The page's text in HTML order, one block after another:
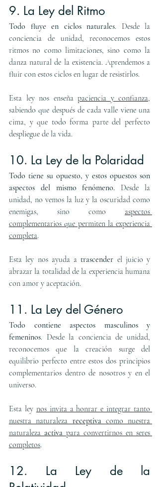
9. La Ley del Ritmo
Todo fluye en ciclos naturales. Desde la
conciencia de unidad, reconocemos estos
ritmos no como limitaciones, sino como la
danza natural de la existencia. Aprendemos a
fluir con estos ciclos en lugar de resistirlos.
Esta ley nos enseña paciencia y confianza,
sabiendo que después de cada valle viene una
cima, y que todo forma parte del perfecto
despliegue de la vida.
10. La Ley de la Polaridad
Todo tiene su opuesto, y estos opuestos son
aspectos del mismo fenómeno. Desde la
unidad, no vemos la luz y la oscuridad como
enemigas, sino como aspectos
complementarios que permiten la experiencia
completa.
Esta ley nos ayuda a trascender el juicio y
abrazar la totalidad de la experiencia humana
con amor y aceptación.
11. La Ley del Género
Todo contiene aspectos masculinos y
femeninos. Desde la conciencia de unidad,
reconocemos que la creación surge del
equilibrio perfecto entre estos dos principios
complementarios dentro de nosotros y en el
universo.
Esta ley nos invita a honrar e integrar tanto
nuestra naturaleza receptiva como nuestra
naturaleza activa para convertirnos en seres
completos.
12. La Ley de la